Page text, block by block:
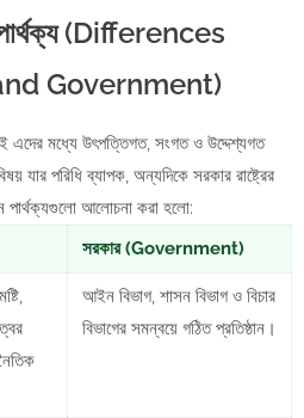
পার্থক্য (Differences
Government)
এদের মধ্যে উৎপত্তিগত, সংগত ও উদ্দেশ্যগত
যার পরিধি ব্যাপক, অন্যদিকে সরকার রাষ্ট্রের
পার্থক্যগুলো আলোচনা করা হলো:
সরকার (Government)
আইন বিভাগ, শাসন বিভাগ ও বিচার
বিভাগের সমন্বয়ে গঠিত প্রতিষ্ঠান।